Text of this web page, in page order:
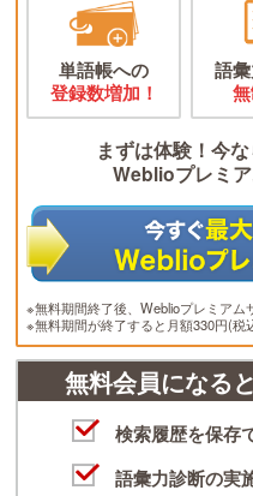
単語帳への
登録数増加！
語
まずは体験！今な
Weblioプレミ
※無料期間終了後、Weblioプレミアム
※無料期間が終了すると月額330円(税
無料会員になる
検索履歴を保存
語彙力診断の実